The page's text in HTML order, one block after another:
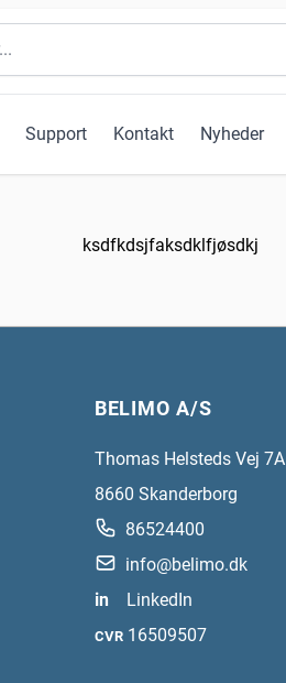
Support Kontakt Nyheder
ksdfkdsjfaksdklfjøsdkj
BELIMO A/S
Thomas Helsteds Vej 7A
8660 Skanderborg
86524400
info@belimo.dk
in
LinkedIn
CVR 16509507